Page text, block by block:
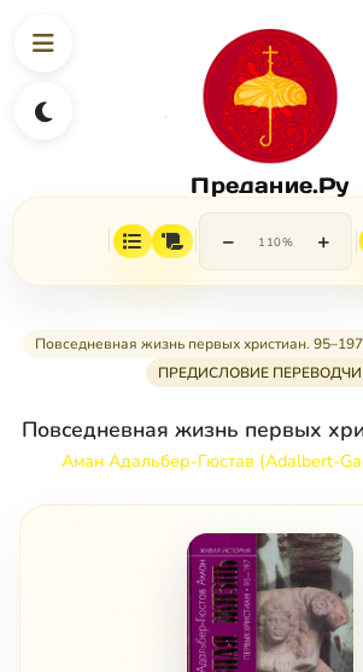
Предание.Ру
− 110% +
Повседневная жизнь первых христиан. 95–197
ПРЕДИСЛОВИЕ
Повседневная жизнь первых
Аман Адальбер-Гюстав (Adalbert-